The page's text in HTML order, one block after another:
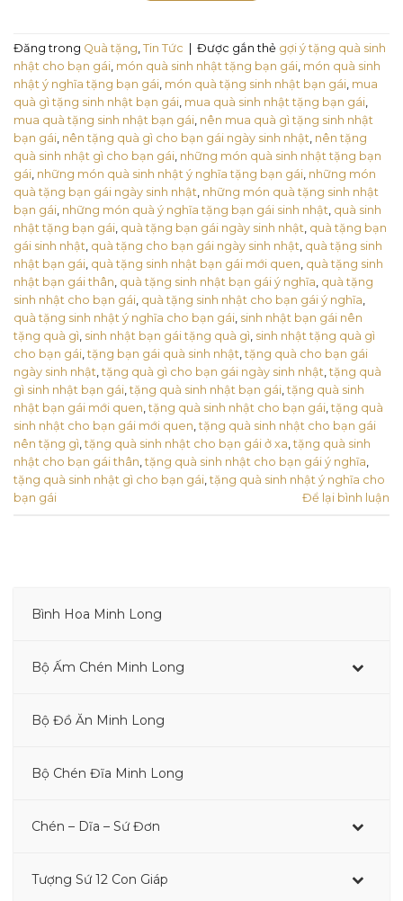
Đăng trong Quà tặng Tin Tức Được gắn thẻ gợi ý tặng quà sinh
nhật cho bạn gái món quà sinh nhật tặng bạn gái món quà sinh
nhật ý nghĩa tặng bạn gái món quà tặng sinh nhật bạn gái mua
quà gì tặng sinh nhật bạn gái mua quà sinh nhật tặng bạn gái
mua quà tặng sinh nhật bạn gái nên mua quà gì tặng sinh nhật
bạn gái nên tặng quà gì cho bạn gái ngày sinh nhật nên tặng
quà sinh nhật gì cho bạn gái những món quà sinh nhật tặng bạn
gái những món quà sinh nhật ý nghĩa tặng bạn gái những món
quà tặng bạn gái ngày sinh nhật những món quà tặng sinh nhật
bạn gái những món quà ý nghĩa tặng bạn gái sinh nhật quà sinh
nhật tặng bạn gái quà tặng bạn gái ngày sinh nhật quà tặng bạn
gái sinh nhật quà tặng cho bạn gái ngày sinh nhật quà tặng sinh
nhật bạn gái quà tặng sinh nhật bạn gái mới quen quà tặng sinh
nhật bạn gái thân quà tặng sinh nhật bạn gái ý nghĩa quà tặng
sinh nhật cho bạn gái quà tặng sinh nhật cho bạn gái ý nghĩa
quà tặng sinh nhật ý nghĩa cho bạn gái sinh nhật bạn gái nên
tặng quà gì sinh nhật bạn gái tặng quà gì sinh nhật tặng quà gì
cho bạn gái ,tặng bạn gái quà sinh nhật ,tặng quà cho bạn gái
ngày sinh nhật ,tặng quà gì cho bạn gái ngày sinh nhật ,tặng quà
gì sinh nhật bạn gái ,tặng quà sinh nhật bạn gái ,tặng quà sinh
nhật bạn gái mới quen ,tặng quà sinh nhật cho bạn gái ,tặng quà
sinh nhật cho bạn gái mới quen ,tặng quà sinh nhật cho bạn gái
nên tặng gì ,tặng quà sinh nhật cho bạn gái ở xa ,tặng quà sinh
nhật cho bạn gái thân ,tặng quà sinh nhật cho bạn gái ý nghĩa
tặng quà sinh nhật gì cho bạn gái ,tặng quà sinh nhật ý nghĩa cho
bạn gái
Để lại bình luận
Bình Hoa Minh Long
–
Bộ Ấm Chén Minh Long
–
Bộ Đồ Ăn Minh Long
–
Bộ Chén Đĩa Minh Long
Chén – Dĩa – Sứ Đơn
Tượng Sứ 12 Con Giáp
–